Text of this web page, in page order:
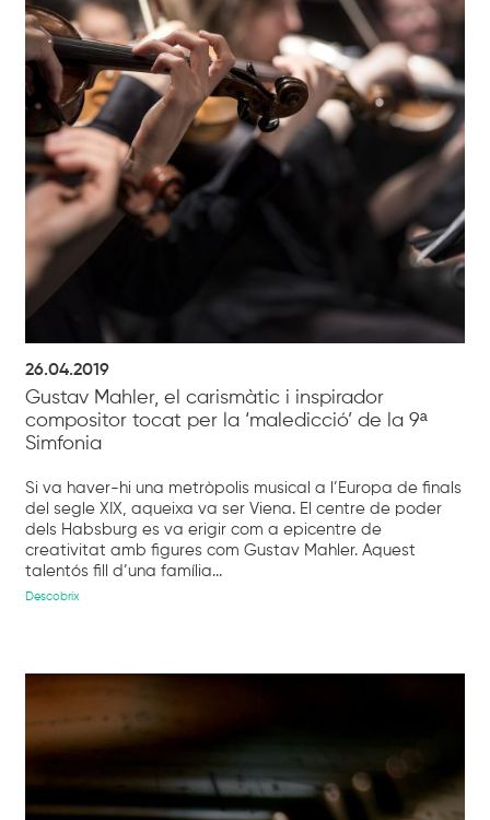
26.04.2019
Gustav Mahler, el carismàtic i inspirador
compositor tocat per la ‘maledicció’ de la 9ª
Simfonia
Si va haver-hi una metròpolis musical a l’Europa de finals
del segle XIX, aqueixa va ser Viena. El centre de poder
dels Habsburg es va erigir com a epicentre de
creativitat amb figures com Gustav Mahler. Aquest
talentós fill d’una família...
Descobrix